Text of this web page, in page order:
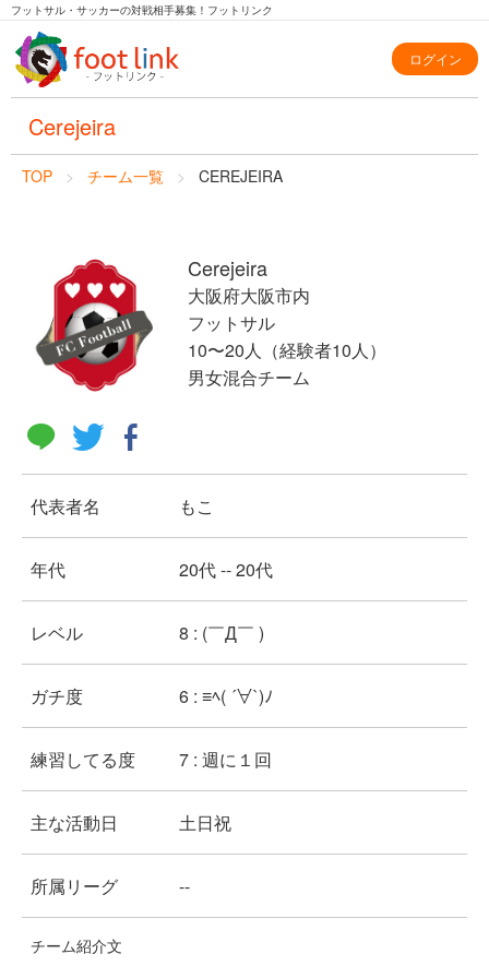
フットサル・サッカーの対戦相手募集！フットリンク
ログイン
Cerejeira
TOP チーム一覧 CEREJEIRA
Cerejeira
大阪府大阪市内
フットサル
10〜20人（経験者10人）
男女混合チーム
代表者名 もこ
年代 20代 -- 20代
レベル 8 : (￣Д￣ )
ガチ度 6 : ≡ﾍ( ´∀`)ﾉ
練習してる度 7 : 週に１回
主な活動日 土日祝
所属リーグ --
チーム紹介文